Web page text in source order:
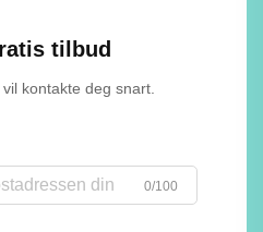
tilbud
kontakte deg snart.
0/100